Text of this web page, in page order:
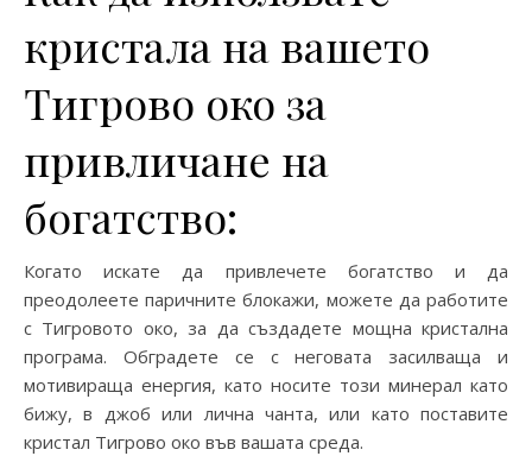
кристала на вашето
Тигрово око за
привличане на
богатство:
Когато искате да привлечете богатство и да
преодолеете паричните блокажи, можете да работите
с Тигровото око, за да създадете мощна кристална
програма. Обградете се с неговата засилваща и
мотивираща енергия, като носите този минерал като
бижу, в джоб или лична чанта, или като поставите
кристал Тигрово око във вашата среда.